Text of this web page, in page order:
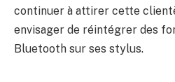
continuer à attirer cette
envisager de réintégrer des
Bluetooth sur ses stylus.